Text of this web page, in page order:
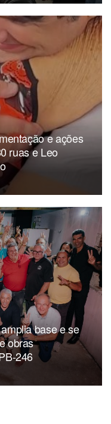
e ações
ruas e Leo
base e se
obras
246